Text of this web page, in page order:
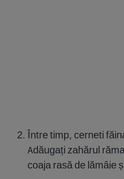
Între timp, cerneti
Adăugați zahărul
coaja rasă de lămâie